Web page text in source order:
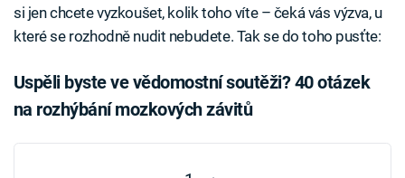
si jen chcete vyzkoušet, kolik toho víte – čeká vás výzva, u
které se rozhodně nudit nebudete. Tak se do toho pusťte:
Uspěli byste ve vědomostní soutěži? 40 otázek
na rozhýbání mozkových závitů